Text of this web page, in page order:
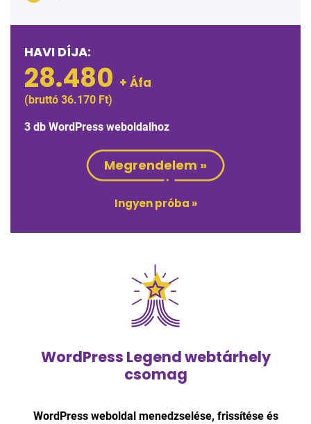
HAVI DÍJA:
28.480 + Áfa
(bruttó 36.170 Ft)
3 db WordPress weboldalhoz
Megrendelem »
Ingyen próba »
WordPress Legend webtárhely
csomag
WordPress weboldal menedzselése, frissítése és